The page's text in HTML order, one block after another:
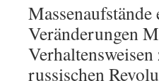
Veränderungen
russischen